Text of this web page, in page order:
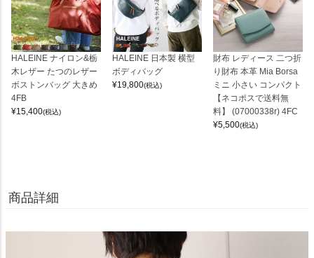
HALEINE ナイロン&栃
木レザー たつのレザー
ボストンバッグ 大きめ
4FB
¥15,400(税込)
HALEINE 日本製 横型
ボディバッグ
¥19,800(税込)
財布 レディース 二つ折
り財布 本革 Mia Borsa
ミニ 小さい コンパクト
【ネコポスで送料無
料】 (07000338r) 4FC
¥5,500(税込)
商品詳細